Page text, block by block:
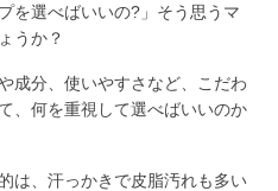
を選べばいいの?」そう思うマ
うか？
成分、使いやすさなど、こだわ
、何を重視して選べばいいのか
は、汗っかきで皮脂汚れも多い